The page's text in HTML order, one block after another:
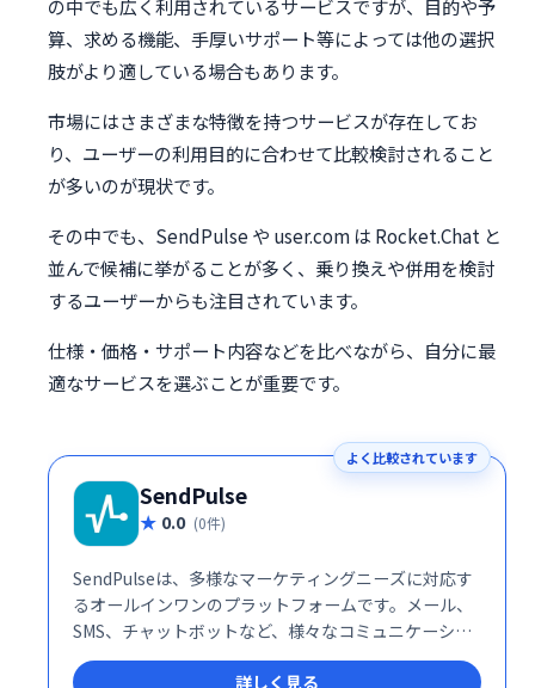
の中でも広く利用されているサービスですが、目的や予
算、求める機能、手厚いサポート等によっては他の選択
肢がより適している場合もあります。
市場にはさまざまな特徴を持つサービスが存在してお
り、ユーザーの利用目的に合わせて比較検討されること
が多いのが現状です。
その中でも、SendPulse や user.com は Rocket.Chat と
並んで候補に挙がることが多く、乗り換えや併用を検討
するユーザーからも注目されています。
仕様・価格・サポート内容などを比べながら、自分に最
適なサービスを選ぶことが重要です。
よく比較されています
SendPulse
0.0 (0件)
SendPulseは、多様なマーケティングニーズに対応す
るオールインワンのプラットフォームです。メール、
SMS、チャットボットなど、様々なコミュニケーショ
ンチャネルを活用したマーケティングキャンペーンを
効率的に実行できます。ユーザーフレンドリーなイン
詳しく見る